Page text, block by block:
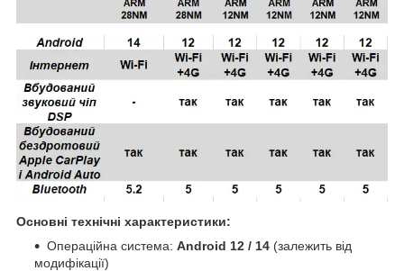
Основні технічні характеристики:
Операційна система: Android 12 / 14 (залежить від
модифікації)